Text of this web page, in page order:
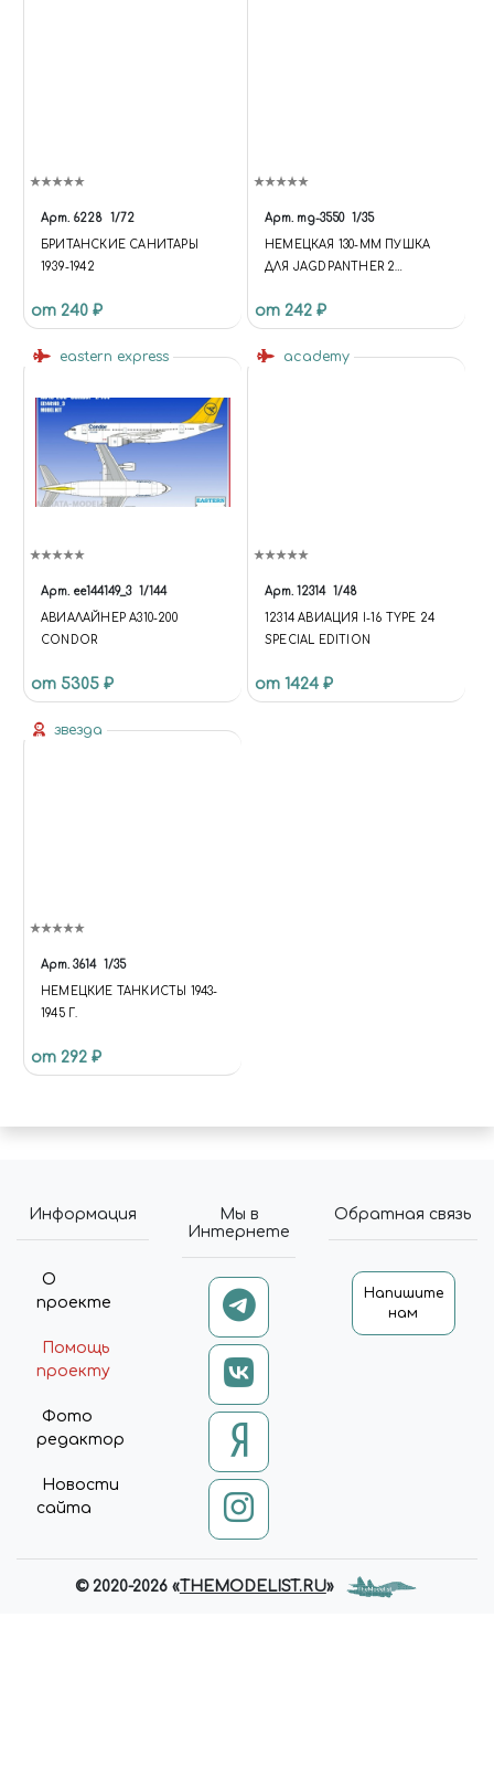
Арт. 6228 1/72
БРИТАНСКИЕ САНИТАРЫ
1939-1942
от 240 ₽
Арт. mg-3550 1/35
НЕМЕЦКАЯ 130-ММ ПУШКА
ДЛЯ JAGDPANTHER 2
AMUSING HOBBY 35A011
от 242 ₽
eastern express
Арт. ее144149_3 1/144
АВИАЛАЙНЕР А310-200
CONDOR
от 5305 ₽
academy
Арт. 12314 1/48
12314 АВИАЦИЯ I-16 TYPE 24
SPECIAL EDITION
от 1424 ₽
звезда
Арт. 3614 1/35
НЕМЕЦКИЕ ТАНКИСТЫ 1943-
1945 Г.
от 292 ₽
Информация
О
проекте
Помощь
проекту
Фото
редактор
Новости
сайта
Мы в
Интернете
Обратная связь
Напишите
нам
© 2020-2026 «THEMODELIST.RU»